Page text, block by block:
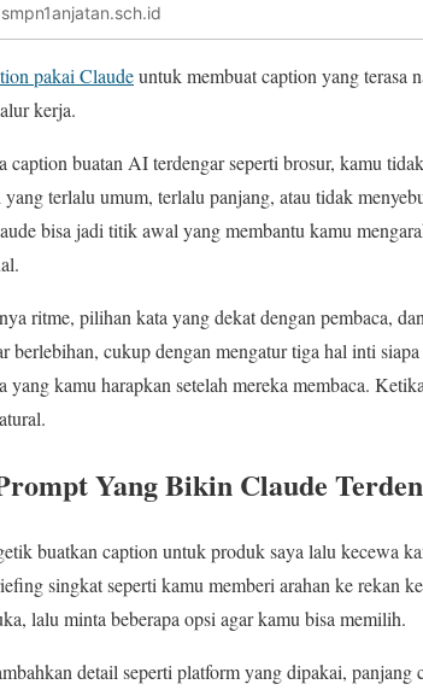
pakai Claudeuntuk membuat caption yang terasa
kerja.
caption buatan AI terdengar seperti brosur, kamu
terlalu umum, terlalu panjang, atau tidak
bisa jadi titik awal yang membantu kamu
ritme, pilihan kata yang dekat dengan pembaca,
berlebihan, cukup dengan mengatur tiga hal inti
yang kamu harapkan setelah mereka membaca.
Yang Bikin Claude
buatkan caption untuk produk saya lalu kecewa
singkat seperti kamu memberi arahan ke rekan
lalu minta beberapa opsi agar kamu bisa memilih.
detail seperti platform yang dipakai, panjang